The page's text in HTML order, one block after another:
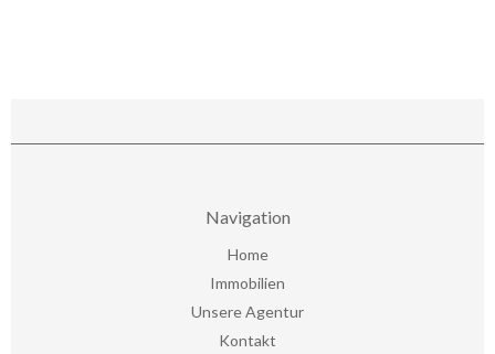
Navigation
Home
Immobilien
Unsere Agentur
Kontakt